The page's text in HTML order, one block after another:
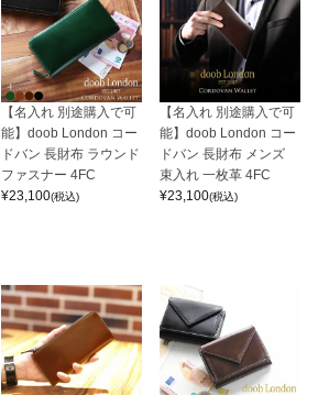
【名入れ 別途購入で可
能】doob London コー
ドバン 長財布 ラウンド
ファスナー 4FC
¥23,100(税込)
【名入れ 別途購入で可
能】doob London コー
ドバン 長財布 メンズ
束入れ 一枚革 4FC
¥23,100(税込)